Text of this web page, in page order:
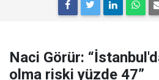
Naci Görür:
olma riski yüzde 47”